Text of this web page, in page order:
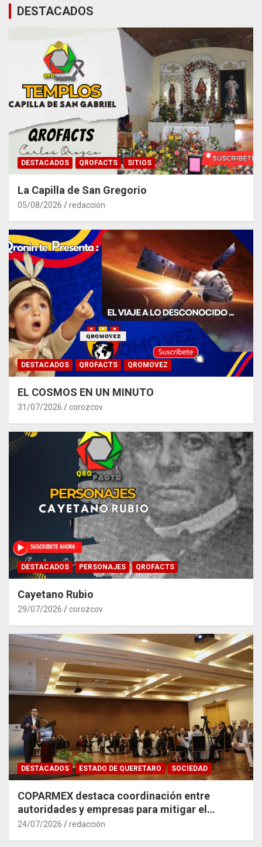
DESTACADOS
DESTACADOS QROFACTS SITIOS
La Capilla de San Gregorio
05/08/2026 redacción
DESTACADOS QROFACTS QROMOVEZ
EL COSMOS EN UN MINUTO
31/07/2026 corozcov
DESTACADOS PERSONAJES QROFACTS
Cayetano Rubio
29/07/2026 corozcov
DESTACADOS ESTADO DE QUERETARO SOCIEDAD
COPARMEX destaca coordinación entre
autoridades y empresas para mitigar el
impacto del Tren México–Querétaro
24/07/2026 redacción